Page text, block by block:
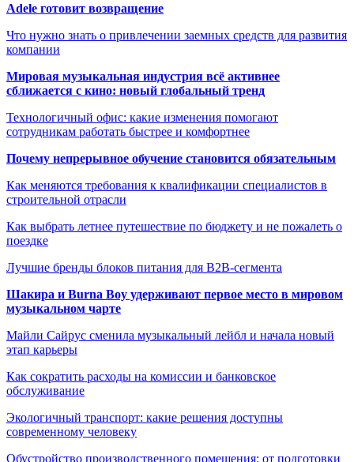
Adele готовит возвращение
Что нужно знать о привлечении заемных средств для развития
компании
Мировая музыкальная индустрия всё активнее
сближается с кино: новый глобальный тренд
Технологичный офис: какие изменения помогают
сотрудникам работать быстрее и комфортнее
Почему непрерывное обучение становится обязательным
Как меняются требования к квалификации специалистов в
строительной отрасли
Как выбрать летнее путешествие по бюджету и не пожалеть о
поездке
Лучшие бренды блоков питания для B2B-сегмента
Шакира и Burna Boy удерживают первое место в мировом
музыкальном чарте
Майли Сайрус сменила музыкальный лейбл и начала новый
этап карьеры
Как сократить расходы на комиссии и банковское
обслуживание
Экологичный транспорт: какие решения доступны
современному человеку
Обустройство производственного помещения: от подготовки